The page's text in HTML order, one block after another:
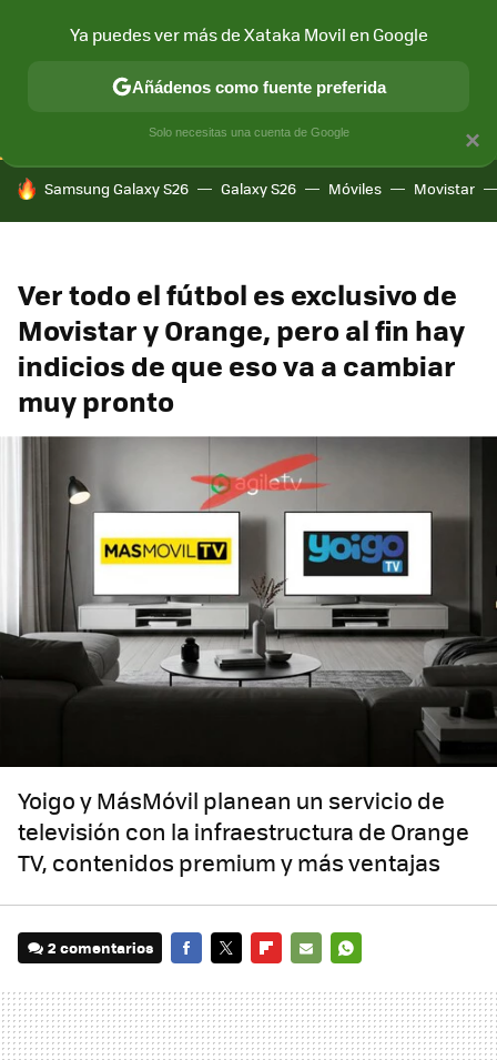
CONECTIVIDAD MÓVIL Y SOCIEDAD APLICACIONES
HOY SE HABLA DE
Samsung Galaxy S26 Galaxy S26 Móviles Movistar
Ver todo el fútbol es exclusivo de
Movistar y Orange, pero al fin hay
indicios de que eso va a cambiar
muy pronto
Yoigo y MásMóvil planean un servicio de
televisión con la infraestructura de Orange
TV, contenidos premium y más ventajas
2 comentarios
MAIL
×
Ya puedes ver más de Xataka Movil en Google
Añádenos como fuente preferida
Solo necesitas una cuenta de Google